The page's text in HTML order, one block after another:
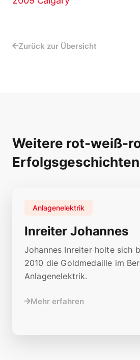
Zurück zur Übersicht
Weitere rot-weiß-
Erfolgsgeschichten
Inreiter Johannes
Anlagenelektrik
Johannes Inreiter holte sich
2010 die Goldmedaille im
Anlagenelektrik.
Mehr erfahren